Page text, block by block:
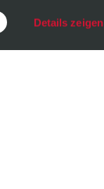
Details zeigen